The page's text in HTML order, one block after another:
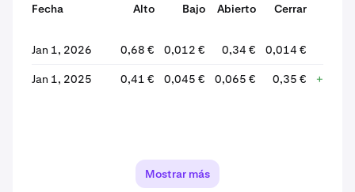
Fecha Alto Bajo Abierto Cerrar
Jan 1, 2026
0,68 € 0,012 € 0,34 € 0,014 €
Jan 1, 2025 0,41 € 0,045 € 0,065 € 0,35 €
Mostrar más